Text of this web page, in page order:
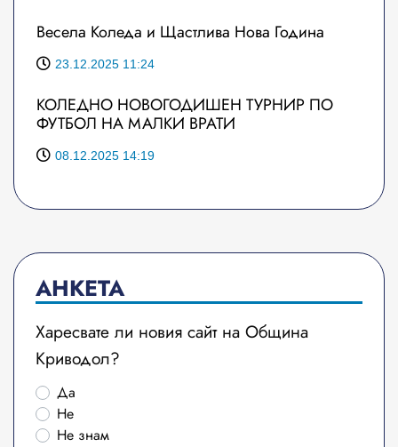
Весела Коледа и Щастлива Нова Година
23.12.2025 11:24
КОЛЕДНО НОВОГОДИШЕН ТУРНИР ПО
ФУТБОЛ НА МАЛКИ ВРАТИ
08.12.2025 14:19
АНКЕТА
Харесвате ли новия сайт на Община
Криводол?
Да
Не
Не знам